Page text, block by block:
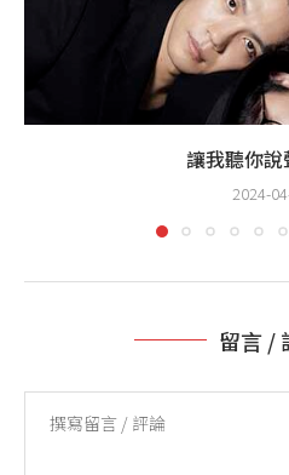
讓我聽你說
2024-
留言 /